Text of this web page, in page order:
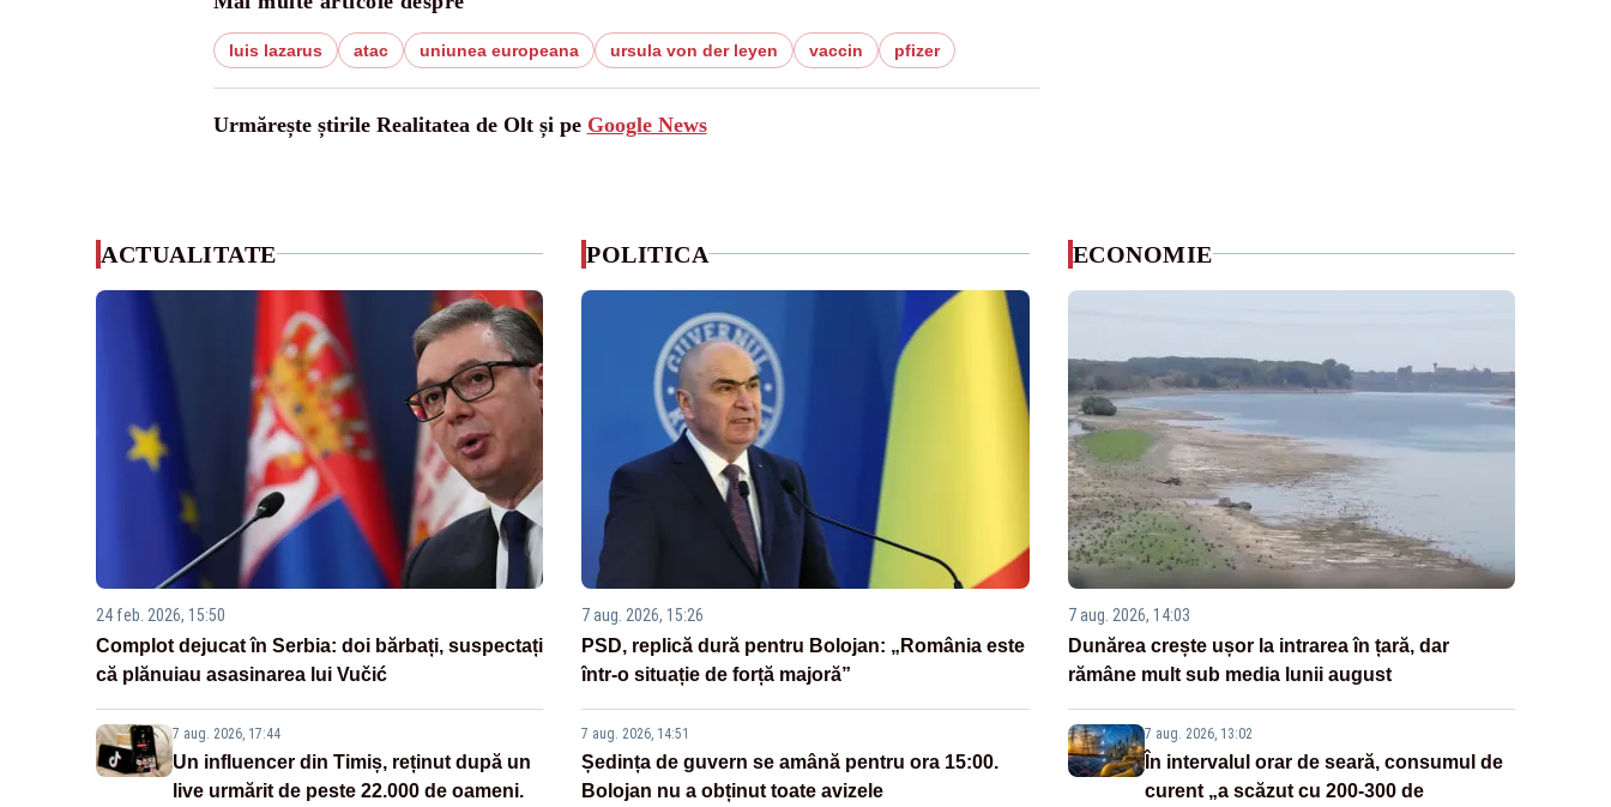
luis lazarus atac uniunea europeana ursula von der leyen vaccin pfizer
Urmărește știrile Realitatea de Olt și pe Google News
ACTUALITATE
24 feb. 2026, 15:50
Complot dejucat în Serbia: doi bărbați, suspectați
că plănuiau asasinarea lui Vučić
7 aug. 2026, 17:44
Un influencer din Timiș, reținut după un
live urmărit de peste 22.000 de oameni.
POLITICA
7 aug. 2026, 15:26
PSD, replică dură pentru Bolojan: „România este
într-o situație de forță majoră”
7 aug. 2026, 14:51
Ședința de guvern se amână pentru ora 15:00.
Bolojan nu a obținut toate avizele
ECONOMIE
7 aug. 2026, 14:03
Dunărea crește ușor la intrarea în țară, dar
rămâne mult sub media lunii august
7 aug. 2026, 13:02
În intervalul orar de seară, consumul de
curent „a scăzut cu 200-300 de